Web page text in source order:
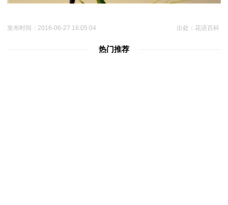
发布时间：2016-06-27 16:05:04 出处：花语百科
热门推荐